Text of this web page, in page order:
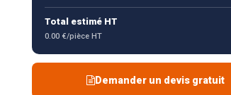
Total estimé HT
0.00 €/pièce HT
Demander un devis gratuit